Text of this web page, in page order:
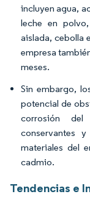
incluyen agua,
leche en
aislada, cebolla
empresa
meses.
Sin embargo,
potencial de
corrosión
conservantes
materiales del
cadmio.
Tendencias e